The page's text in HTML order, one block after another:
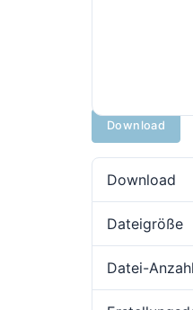
Download
Download
Dateigröße
Datei-Anzahl